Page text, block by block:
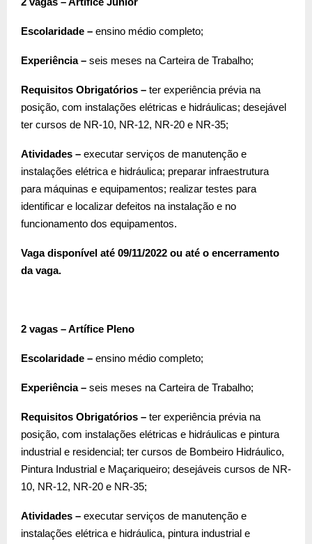
Escolaridade – ensino médio completo;
Experiência – seis meses na Carteira de Trabalho;
Requisitos Obrigatórios – ter experiência prévia na
posição, com instalações elétricas e hidráulicas; desejável
ter cursos de NR-10, NR-12, NR-20 e NR-35;
Atividades – executar serviços de manutenção e
instalações elétrica e hidráulica; preparar infraestrutura
para máquinas e equipamentos; realizar testes para
identificar e localizar defeitos na instalação e no
funcionamento dos equipamentos.
Vaga disponível até 09/11/2022 ou até o encerramento
da vaga.
2 vagas – Artífice Pleno
Escolaridade – ensino médio completo;
Experiência – seis meses na Carteira de Trabalho;
Requisitos Obrigatórios – ter experiência prévia na
posição, com instalações elétricas e hidráulicas e pintura
industrial e residencial; ter cursos de Bombeiro Hidráulico,
Pintura Industrial e Maçariqueiro; desejáveis cursos de NR-
10, NR-12, NR-20 e NR-35;
Atividades – executar serviços de manutenção e
instalações elétrica e hidráulica, pintura industrial e